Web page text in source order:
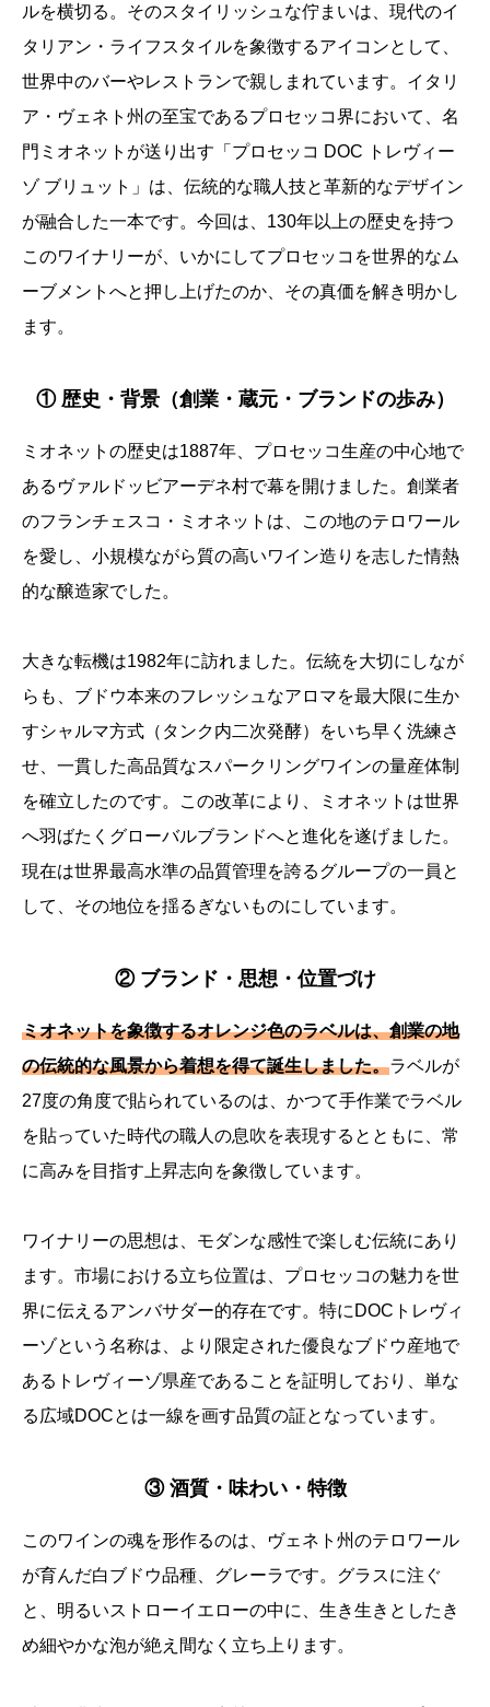
ルを横切る。そのスタイリッシュな佇まいは、現代のイ
タリアン・ライフスタイルを象徴するアイコンとして、
世界中のバーやレストランで親しまれています。イタリ
ア・ヴェネト州の至宝であるプロセッコ界において、名
門ミオネットが送り出す「プロセッコ DOC トレヴィー
ゾ ブリュット」は、伝統的な職人技と革新的なデザイン
が融合した一本です。今回は、130年以上の歴史を持つ
このワイナリーが、いかにしてプロセッコを世界的なム
ーブメントへと押し上げたのか、その真価を解き明かし
ます。
① 歴史・背景（創業・蔵元・ブランドの歩み）
ミオネットの歴史は1887年、プロセッコ生産の中心地で
あるヴァルドッビアーデネ村で幕を開けました。創業者
のフランチェスコ・ミオネットは、この地のテロワール
を愛し、小規模ながら質の高いワイン造りを志した情熱
的な醸造家でした。
大きな転機は1982年に訪れました。伝統を大切にしなが
らも、ブドウ本来のフレッシュなアロマを最大限に生か
すシャルマ方式（タンク内二次発酵）をいち早く洗練さ
せ、一貫した高品質なスパークリングワインの量産体制
を確立したのです。この改革により、ミオネットは世界
へ羽ばたくグローバルブランドへと進化を遂げました。
現在は世界最高水準の品質管理を誇るグループの一員と
して、その地位を揺るぎないものにしています。
② ブランド・思想・位置づけ
ミオネットを象徴するオレンジ色のラベルは、創業の地
の伝統的な風景から着想を得て誕生しました。ラベルが
27度の角度で貼られているのは、かつて手作業でラベル
を貼っていた時代の職人の息吹を表現するとともに、常
に高みを目指す上昇志向を象徴しています。
ワイナリーの思想は、モダンな感性で楽しむ伝統にあり
ます。市場における立ち位置は、プロセッコの魅力を世
界に伝えるアンバサダー的存在です。特にDOCトレヴィ
ーゾという名称は、より限定された優良なブドウ産地で
あるトレヴィーゾ県産であることを証明しており、単な
る広域DOCとは一線を画す品質の証となっています。
③ 酒質・味わい・特徴
このワインの魂を形作るのは、ヴェネト州のテロワール
が育んだ白ブドウ品種、グレーラです。グラスに注ぐ
と、明るいストローイエローの中に、生き生きとしたき
め細やかな泡が絶え間なく立ち上ります。